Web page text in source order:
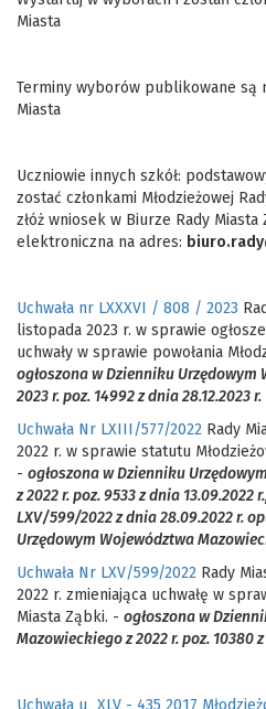
Miasta
Terminy wyborów publikowane są
Miasta
Uczniowie innych szkół:
zostać członkami Młodzieżowej
złóż wniosek w Biurze Rady
elektroniczna na adres:
Uchwała nr LXXXVI / 808 / 2023
listopada 2023 r. w sprawie
uchwały w sprawie powołania
ogłoszona w Dzienniku
2023 r. poz. 14992 z dnia 28.12.2023 r.
Uchwała Nr LXIII/577/2022 Rady
2022 r. w sprawie statutu
- ogłoszona w Dzienniku
z 2022 r. poz. 9533 z dnia 13.09.2022
LXV/599/2022 z dnia 28.09.2022 r.
Urzędowym Województwa
Uchwała Nr LXV/599/2022 Rady
2022 r. zmieniająca uchwałę w
Miasta Ząbki. - ogłoszona w
Mazowieckiego z 2022 r. poz. 10380 z
Uchwała u_XLV - 435 2017